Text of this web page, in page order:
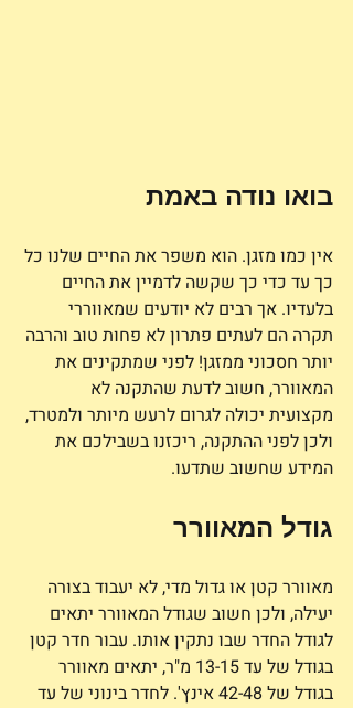
בואו נודה באמת
אין כמו מזגן. הוא משפר את החיים שלנו כל
כך עד כדי כך שקשה לדמיין את החיים
בלעדיו. אך רבים לא יודעים שמאווררי
תקרה הם לעתים פתרון לא פחות טוב והרבה
יותר חסכוני ממזגן! לפני שמתקינים את
המאוורר, חשוב לדעת שהתקנה לא
מקצועית יכולה לגרום לרעש מיותר ולמטרד,
ולכן לפני ההתקנה, ריכזנו בשבילכם את
המידע שחשוב שתדעו.
גודל המאוורר
מאוורר קטן או גדול מדי, לא יעבוד בצורה
יעילה, ולכן חשוב שגודל המאוורר יתאים
לגודל החדר שבו נתקין אותו. עבור חדר קטן
בגודל של עד 13-15 מ"ר, יתאים מאוורר
בגודל של 42-48 אינץ'. לחדר בינוני של עד